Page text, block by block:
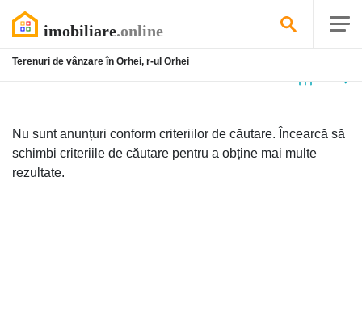
Terenuri de vânzare în Orhei, r-ul Orhei
Nu sunt anunțuri conform criteriilor de căutare. Încearcă să
schimbi criteriile de căutare pentru a obține mai multe
rezultate.